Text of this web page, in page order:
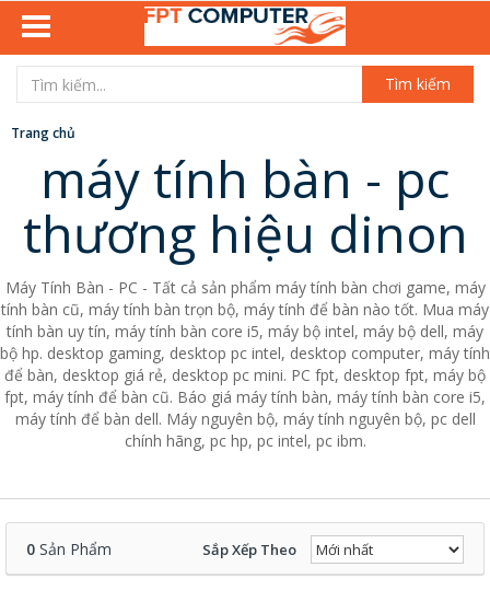
Tìm kiếm
Trang chủ
máy tính bàn - pc
thương hiệu dinon
Máy Tính Bàn - PC - Tất cả sản phẩm máy tính bàn chơi game, máy
tính bàn cũ, máy tính bàn trọn bộ, máy tính để bàn nào tốt. Mua máy
tính bàn uy tín, máy tính bàn core i5, máy bộ intel, máy bộ dell, máy
bộ hp. desktop gaming, desktop pc intel, desktop computer, máy tính
để bàn, desktop giá rẻ, desktop pc mini. PC fpt, desktop fpt, máy bộ
fpt, máy tính để bàn cũ. Báo giá máy tính bàn, máy tính bàn core i5,
máy tính để bàn dell. Máy nguyên bộ, máy tính nguyên bộ, pc dell
chính hãng, pc hp, pc intel, pc ibm.
0 Sản Phẩm Sắp Xếp Theo